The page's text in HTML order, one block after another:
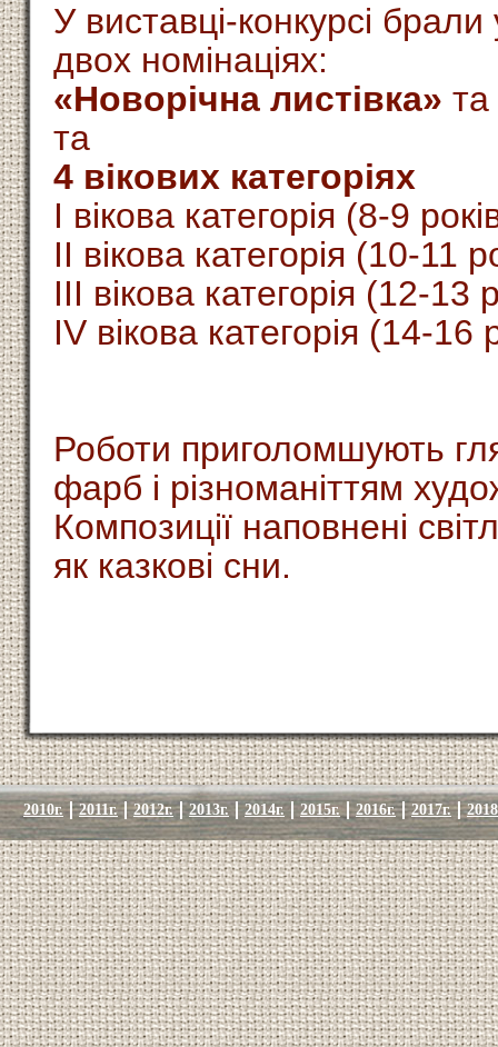
У виставці-конкурсі брали
двох номінаціях:
«Новорічна листівка» та
та
4 вікових категоріях
І вікова категорія (8-9
ІІ вікова категорія (10-11
ІІІ вікова категорія (12-13
ІV вікова категорія (14-16
Роботи приголомшують
фарб і різноманіттям
Композиції наповнені
як казкові сни.
2010г. 2011г. 2012г. 2013г. 2014г. 2015г. 2016г. 2017г.